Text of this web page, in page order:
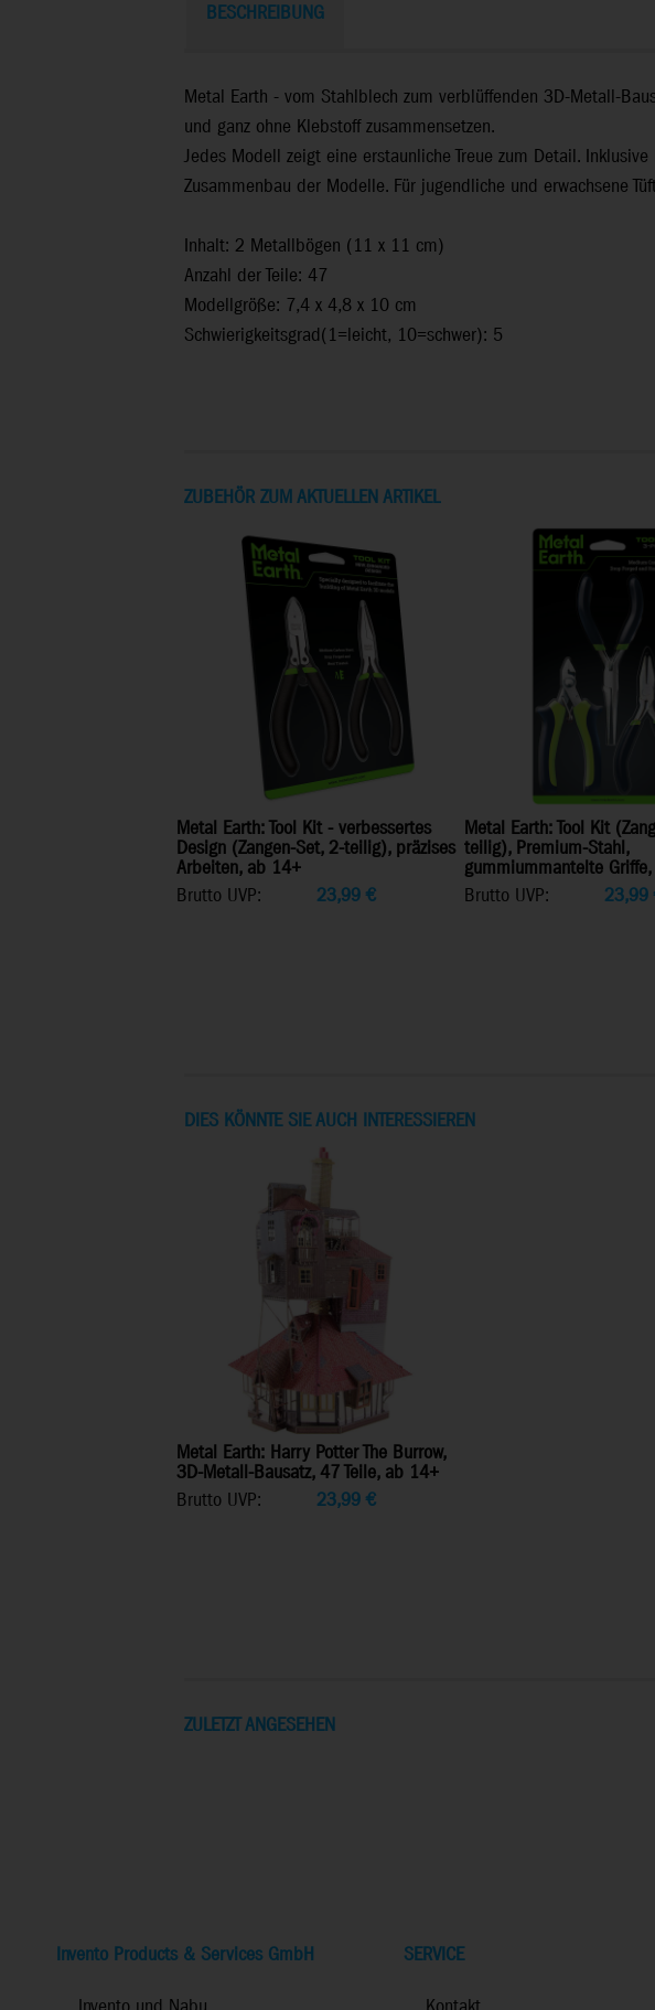
BESCHREIBUNG
Metal Earth - vom Stahlblech zum verblüffenden 3D-Metall-
und ganz ohne Klebstoff zusammensetzen.
Jedes Modell zeigt eine erstaunliche Treue zum Detail.
Zusammenbau der Modelle. Für jugendliche und erwachsene
Inhalt: 2 Metallbögen (11 x 11 cm)
Anzahl der Teile: 47
Modellgröße: 7,4 x 4,8 x 10 cm
Schwierigkeitsgrad(1=leicht, 10=schwer): 5
ZUBEHÖR ZUM AKTUELLEN ARTIKEL
Metal Earth: Tool Kit - verbessertes
Design (Zangen-Set, 2-teilig), präzises
Arbeiten, ab 14+
Brutto UVP:
23,99 €
Metal Earth: Tool Kit
teilig), Premium-Stahl,
gummiummantelte
Brutto UVP:
23,99
DIES KÖNNTE SIE AUCH INTERESSIEREN
Metal Earth: Harry Potter The Burrow,
3D-Metall-Bausatz, 47 Teile, ab 14+
Brutto UVP:
23,99 €
ZULETZT ANGESEHEN
Invento Products & Services GmbH SERVICE